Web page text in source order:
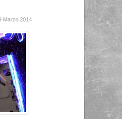
Marzo 2014